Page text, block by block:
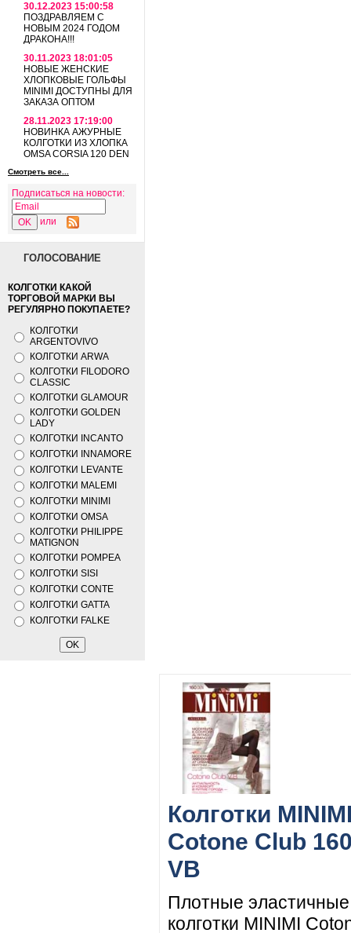
30.12.2023 15:00:58
ПОЗДРАВЛЯЕМ С
НОВЫМ 2024 ГОДОМ
ДРАКОНА!!!
30.11.2023 18:01:05
НОВЫЕ ЖЕНСКИЕ
ХЛОПКОВЫЕ ГОЛЬФЫ
MINIMI ДОСТУПНЫ ДЛЯ
ЗАКАЗА ОПТОМ
28.11.2023 17:19:00
НОВИНКА АЖУРНЫЕ
КОЛГОТКИ ИЗ ХЛОПКА
OMSA CORSIA 120 DEN
Смотреть все...
Подписаться на новости:
или
ГОЛОСОВАНИЕ
КОЛГОТКИ КАКОЙ
ТОРГОВОЙ МАРКИ ВЫ
РЕГУЛЯРНО ПОКУПАЕТЕ?
КОЛГОТКИ
ARGENTOVIVO
КОЛГОТКИ ARWA
КОЛГОТКИ FILODORO
CLASSIC
КОЛГОТКИ GLAMOUR
КОЛГОТКИ GOLDEN
LADY
КОЛГОТКИ INCANTO
КОЛГОТКИ INNAMORE
КОЛГОТКИ LEVANTE
КОЛГОТКИ MALEMI
КОЛГОТКИ MINIMI
КОЛГОТКИ OMSA
КОЛГОТКИ PHILIPPE
MATIGNON
КОЛГОТКИ POMPEA
КОЛГОТКИ SISI
КОЛГОТКИ CONTE
КОЛГОТКИ GATTA
КОЛГОТКИ FALKE
Колготки
Cotone Club
VB
Плотные эластичные
колготки MINIMI